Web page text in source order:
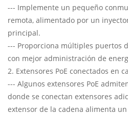
--- Implemente un pequeño
remota, alimentado por un
principal.
--- Proporciona múltiples puertos
con mejor administración de
2. Extensores PoE conectados en
--- Algunos extensores PoE
donde se conectan extensores
extensor de la cadena alimenta